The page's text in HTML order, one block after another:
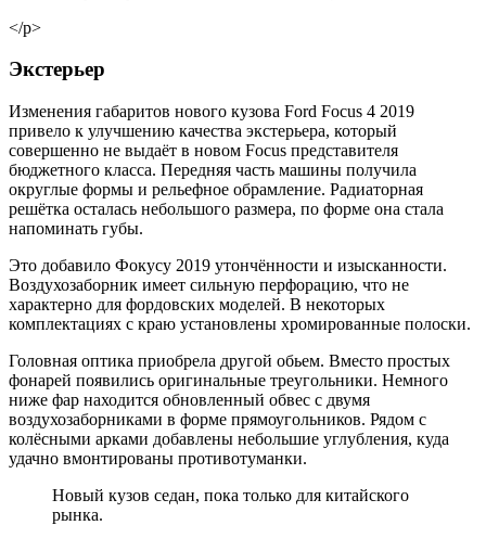
</p>
Экстерьер
Изменения габаритов нового кузова Ford Focus 4 2019
привело к улучшению качества экстерьера, который
совершенно не выдаёт в новом Focus представителя
бюджетного класса. Передняя часть машины получила
округлые формы и рельефное обрамление. Радиаторная
решётка осталась небольшого размера, по форме она стала
напоминать губы.
Это добавило Фокусу 2019 утончённости и изысканности.
Воздухозаборник имеет сильную перфорацию, что не
характерно для фордовских моделей. В некоторых
комплектациях с краю установлены хромированные полоски.
Головная оптика приобрела другой обьем. Вместо простых
фонарей появились оригинальные треугольники. Немного
ниже фар находится обновленный обвес с двумя
воздухозаборниками в форме прямоугольников. Рядом с
колёсными арками добавлены небольшие углубления, куда
удачно вмонтированы противотуманки.
Новый кузов седан, пока только для китайского
рынка.